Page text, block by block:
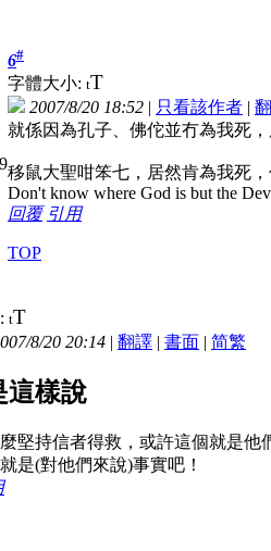
6#
字體大小: tT
2007/8/20 18:52 | 只看該作者 |
就係因為孔子、佛佗並冇為我死
移鼠大聖咁笨七，居然肯為我死
Don't know where God is but the
回覆 引用
TOP
tT
8/20 20:14 | 翻譯 | 書面 | 简繁
這樣說
堅持信者得救，或許這個就是他
是(對他們來說)事實吧！